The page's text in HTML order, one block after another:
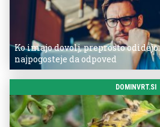
Ko imajo dovolj, preprosto
najpogosteje da odpoved
DOMINVRT.SI